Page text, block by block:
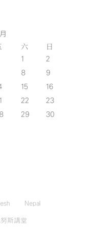
六 日
1
2
8
9
15
16
22
23
29
30
Nepal
斯講堂